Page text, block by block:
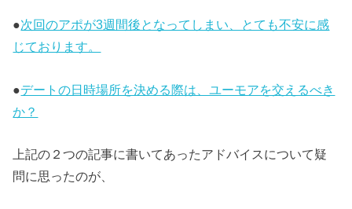
●次回のアポが3週間後となってしまい、とても不安に感
じております。
●デートの日時場所を決める際は、ユーモアを交えるべき
か？
上記の２つの記事に書いてあったアドバイスについて疑
問に思ったのが、